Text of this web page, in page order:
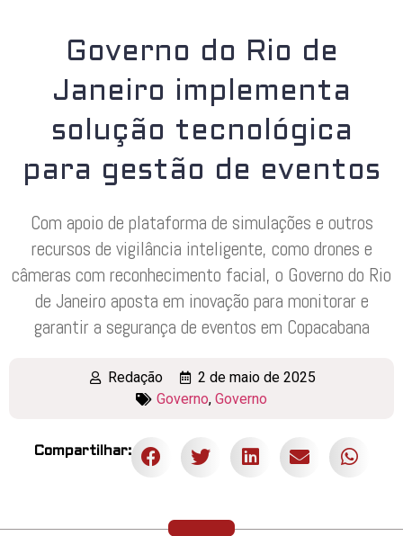
Governo do Rio de
Janeiro implementa
solução tecnológica
para gestão de eventos
Com apoio de plataforma de simulações e outros
recursos de vigilância inteligente, como drones e
câmeras com reconhecimento facial, o Governo do Rio
de Janeiro aposta em inovação para monitorar e
garantir a segurança de eventos em Copacabana
Redação
2 de maio de 2025
Governo, Governo
Compartilhar: